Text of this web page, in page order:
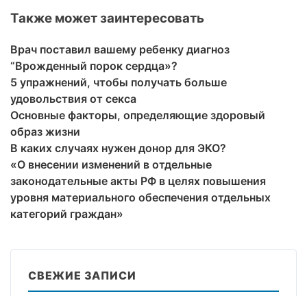
Также может заинтересовать
Врач поставил вашему ребенку диагноз
“Врожденный порок сердца»?
5 упражнений, чтобы получать больше
удовольствия от секса
Основные факторы, определяющие здоровый
образ жизни
В каких случаях нужен донор для ЭКО?
«О внесении изменений в отдельные
законодательные акты РФ в целях повышения
уровня материального обеспечения отдельных
категорий граждан»
СВЕЖИЕ ЗАПИСИ